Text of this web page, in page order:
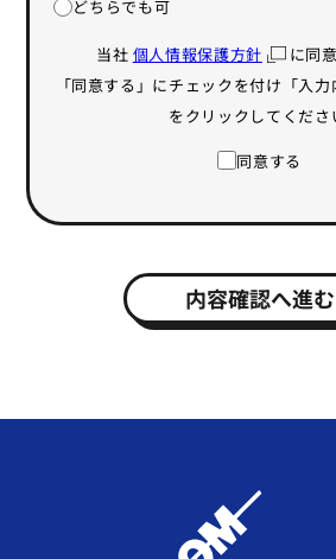
どちらでも可
当社 個人情報保護方針
に同
「同意する」にチェックを付け「入
をクリックしてくださ
同意する
内容確認へ進む